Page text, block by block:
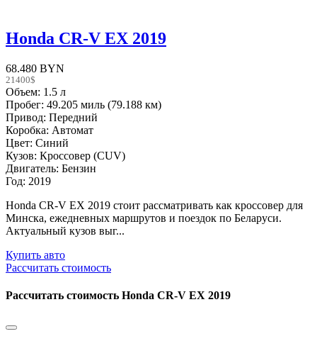
Honda CR-V EX 2019
68.480 BYN
21400$
Объем: 1.5 л
Пробег: 49.205 миль (79.188 км)
Привод: Передний
Коробка: Автомат
Цвет: Синий
Кузов: Кроссовер (CUV)
Двигатель: Бензин
Год: 2019
Honda CR-V EX 2019 стоит рассматривать как кроссовер для
Минска, ежедневных маршрутов и поездок по Беларуси.
Актуальный кузов выг...
Купить авто
Рассчитать стоимость
Рассчитать стоимость Honda CR-V EX 2019